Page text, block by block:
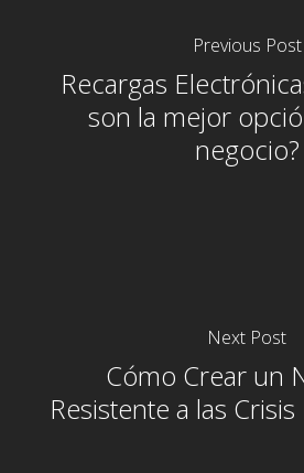
Previous Post
Recargas
son la mejor
negocio?
Next Post
Cómo Crear un
Resistente a las